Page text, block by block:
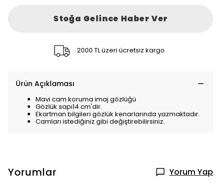
Stoğa Gelince Haber Ver
2000 TL üzeri ücretsiz kargo
Ürün Açıklaması
Mavi cam koruma imaj gözlüğü
Gözlük sapı14 cm'dir.
Ekartman bilgileri gözlük kenarlarında yazmaktadır.
Camları istediğiniz gibi değiştirebilirsiniz.
Yorumlar Yorum Yap